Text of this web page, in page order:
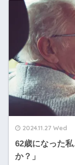
2024.11.27 Wed
62歳になった
か？」